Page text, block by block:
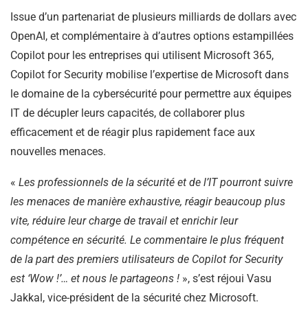
Issue d’un partenariat de plusieurs milliards de dollars avec
OpenAI, et complémentaire à d’autres options estampillées
Copilot pour les entreprises qui utilisent Microsoft 365,
Copilot for Security mobilise l’expertise de Microsoft dans
le domaine de la cybersécurité pour permettre aux équipes
IT de décupler leurs capacités, de collaborer plus
efficacement et de réagir plus rapidement face aux
nouvelles menaces.
« Les professionnels de la sécurité et de l’IT pourront suivre
les menaces de manière exhaustive, réagir beaucoup plus
vite, réduire leur charge de travail et enrichir leur
compétence en sécurité. Le commentaire le plus fréquent
de la part des premiers utilisateurs de Copilot for Security
est ‘Wow !’… et nous le partageons ! », s’est réjoui Vasu
Jakkal, vice-président de la sécurité chez Microsoft.